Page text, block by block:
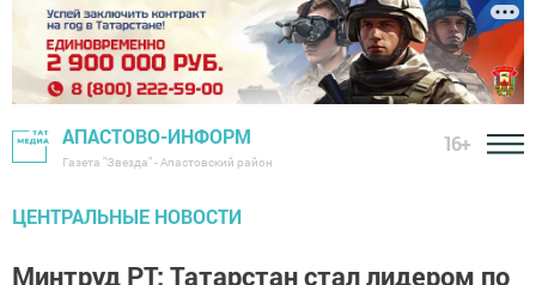
АПАСТОВО-ИНФОРМ
Газета "Звезда" - Апастовский район
16+
ЦЕНТРАЛЬНЫЕ НОВОСТИ
Минтруд РТ: Татарстан стал лидером по